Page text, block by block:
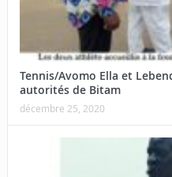
Tennis/Avomo Ella et
autorités de Bitam
décembre 25, 2020